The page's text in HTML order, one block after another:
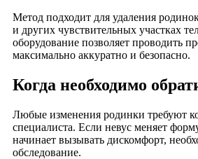
Метод подходит для удаления
и других чувствительных участках
оборудование позволяет проводить
максимально аккуратно и безопасно.
Когда необходимо
Любые изменения родинки требуют
специалиста. Если невус меняет
начинает вызывать дискомфорт,
обследование.